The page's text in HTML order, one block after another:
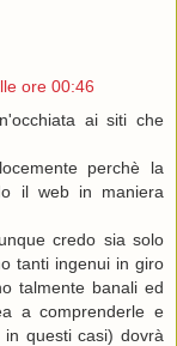
ore 00:46
ai siti che
perchè la
il web in maniera
credo sia solo
tanti ingenui in giro
talmente banali ed
a comprenderle e
questi casi) dovrà